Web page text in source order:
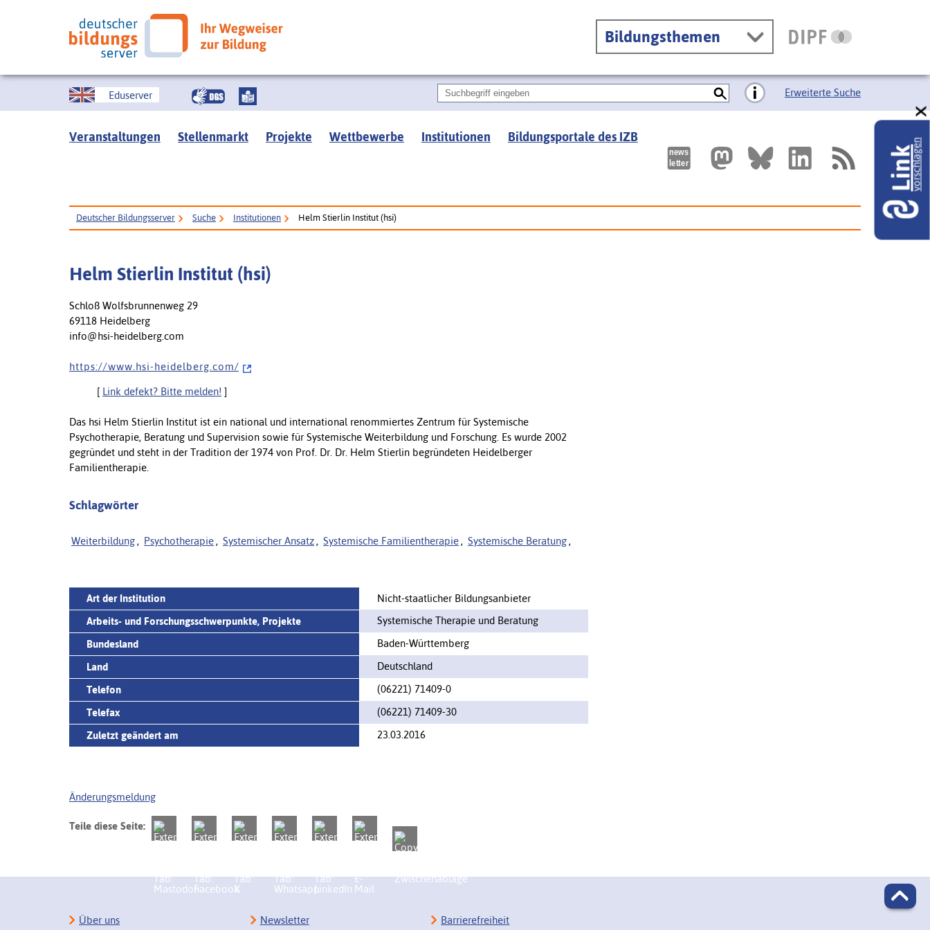
Bildungsthemen
Eduserver Erweiterte Suche
Veranstaltungen Stellenmarkt Projekte Wettbewerbe Institutionen Bildungsportale des IZB
Deutscher Bildungsserver Suche Institutionen Helm Stierlin Institut (hsi)
Helm Stierlin Institut (hsi)
Schloß Wolfsbrunnenweg 29
69118 Heidelberg
info@hsi-heidelberg.com
h t t p s : / / w w w . h s i - h e i d e l b e r g . c o m /
[ Link defekt? Bitte melden! ]
Das hsi Helm Stierlin Institut ist ein national und international renommiertes Zentrum für Systemische
Psychotherapie, Beratung und Supervision sowie für Systemische Weiterbildung und Forschung. Es wurde 2002
gegründet und steht in der Tradition der 1974 von Prof. Dr. Dr. Helm Stierlin begründeten Heidelberger
Familientherapie.
Schlagwörter
Weiterbildung , Psychotherapie , Systemischer Ansatz , Systemische Familientherapie , Systemische Beratung ,
Art der Institution
Nicht-staatlicher Bildungsanbieter
Arbeits- und Forschungsschwerpunkte, Projekte
Systemische Therapie und Beratung
Bundesland
Baden-Württemberg
Land
Deutschland
Telefon
(06221) 71409-0
Telefax
(06221) 71409-30
Zuletzt geändert am
23.03.2016
Änderungsmeldung
Teile diese Seite:
Linkvorschlagen
Über uns Newsletter Barrierefreiheit